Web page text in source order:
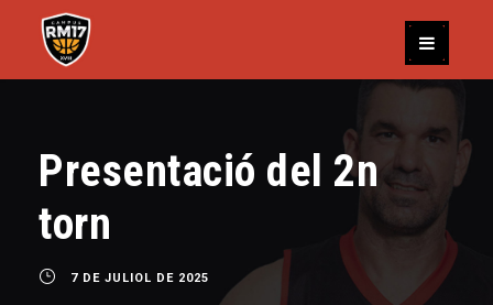
Presentació del 2n
torn
7 DE JULIOL DE 2025